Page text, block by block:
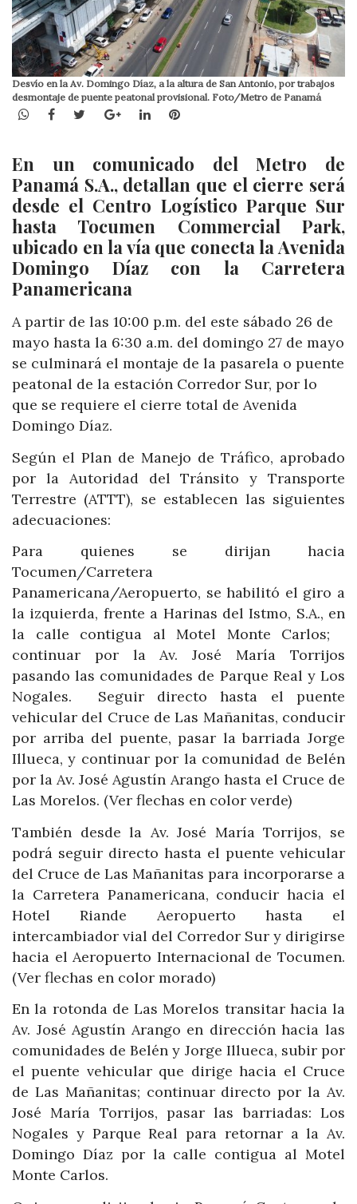
Desvío en la Av. Domingo Díaz, a la altura de San Antonio, por trabajos
desmontaje de puente peatonal provisional. Foto/Metro de Panamá
WhatsApp
Facebook
TwitterGoogle+LinkedInPinterest
En un comunicado del Metro de
Panamá S.A., detallan que el cierre será
desde el Centro Logístico Parque Sur
hasta Tocumen Commercial Park,
ubicado en la vía que conecta la Avenida
Domingo Díaz con la Carretera
Panamericana
A partir de las 10:00 p.m. del este sábado 26 de
mayo hasta la 6:30 a.m. del domingo 27 de mayo
se culminará el montaje de la pasarela o puente
peatonal de la estación Corredor Sur, por lo
que se requiere el cierre total de Avenida
Domingo Díaz.
Según el Plan de Manejo de Tráfico, aprobado
por la Autoridad del Tránsito y Transporte
Terrestre (ATTT), se establecen las siguientes
adecuaciones:
Para quienes se dirijan hacia
Tocumen/Carretera
Panamericana/Aeropuerto, se habilitó el giro a
la izquierda, frente a Harinas del Istmo, S.A., en
la calle contigua al Motel Monte Carlos;
continuar por la Av. José María Torrijos
pasando las comunidades de Parque Real y Los
Nogales. Seguir directo hasta el puente
vehicular del Cruce de Las Mañanitas, conducir
por arriba del puente, pasar la barriada Jorge
Illueca, y continuar por la comunidad de Belén
por la Av. José Agustín Arango hasta el Cruce de
Las Morelos. (Ver flechas en color verde)
También desde la Av. José María Torrijos, se
podrá seguir directo hasta el puente vehicular
del Cruce de Las Mañanitas para incorporarse a
la Carretera Panamericana, conducir hacia el
Hotel Riande Aeropuerto hasta el
intercambiador vial del Corredor Sur y dirigirse
hacia el Aeropuerto Internacional de Tocumen.
(Ver flechas en color morado)
En la rotonda de Las Morelos transitar hacia la
Av. José Agustín Arango en dirección hacia las
comunidades de Belén y Jorge Illueca, subir por
el puente vehicular que dirige hacia el Cruce
de Las Mañanitas; continuar directo por la Av.
José María Torrijos, pasar las barriadas: Los
Nogales y Parque Real para retornar a la Av.
Domingo Díaz por la calle contigua al Motel
Monte Carlos.